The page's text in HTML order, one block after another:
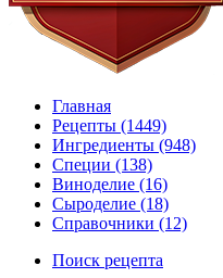
Главная
Рецепты (1449)
Ингредиенты (948)
Специи (138)
Виноделие (16)
Сыроделие (18)
Справочники (12)
Поиск рецепта